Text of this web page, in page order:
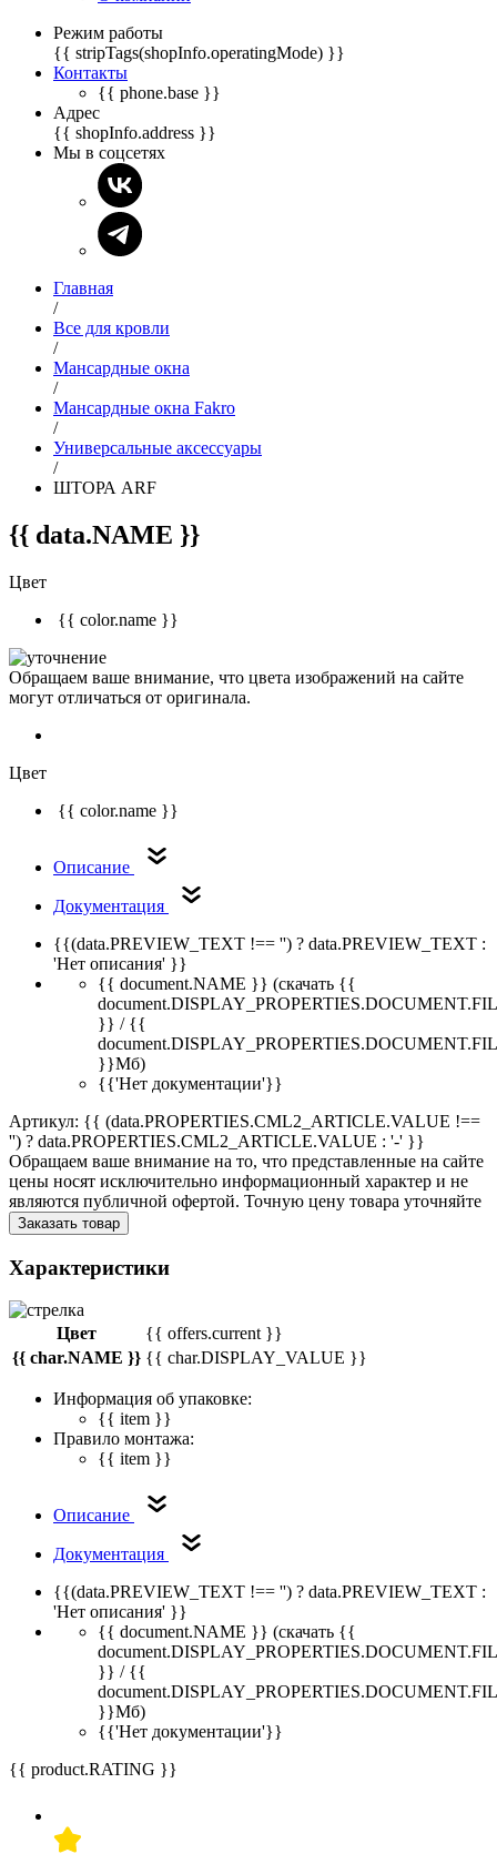
Режим работы
{{ stripTags(shopInfo.operatingMode) }}
Контакты
{{ phone.base }}
Адрес
{{ shopInfo.address }}
Мы в соцсетях
Главная
/
Все для кровли
/
Мансардные окна
/
Мансардные окна Fakro
/
Универсальные аксессуары
/
ШТОРА ARF
{{ data.NAME }}
Цвет
{{ color.name }}
Обращаем ваше внимание, что цвета изображений на сайте
могут отличаться от оригинала.
Цвет
{{ color.name }}
Описание
Документация
{{(data.PREVIEW_TEXT !== '') ? data.PREVIEW_TEXT :
'Нет описания' }}
{{ document.NAME }} (скачать {{
}} / {{
}}Мб)
{{'Нет документации'}}
Артикул: {{ (data.PROPERTIES.CML2_ARTICLE.VALUE !==
'') ? data.PROPERTIES.CML2_ARTICLE.VALUE : '-' }}
Обращаем ваше внимание на то, что представленные на сайте
цены носят исключительно информационный характер и не
являются публичной офертой. Точную цену товара уточняйте
Заказать товар
Характеристики
Цвет
{{ offers.current }}
{{ char.NAME }} {{ char.DISPLAY_VALUE }}
Информация об упаковке:
{{ item }}
Правило монтажа:
{{ item }}
Описание
Документация
{{(data.PREVIEW_TEXT !== '') ? data.PREVIEW_TEXT :
'Нет описания' }}
{{ document.NAME }} (скачать {{
}} / {{
}}Мб)
{{'Нет документации'}}
{{ product.RATING }}